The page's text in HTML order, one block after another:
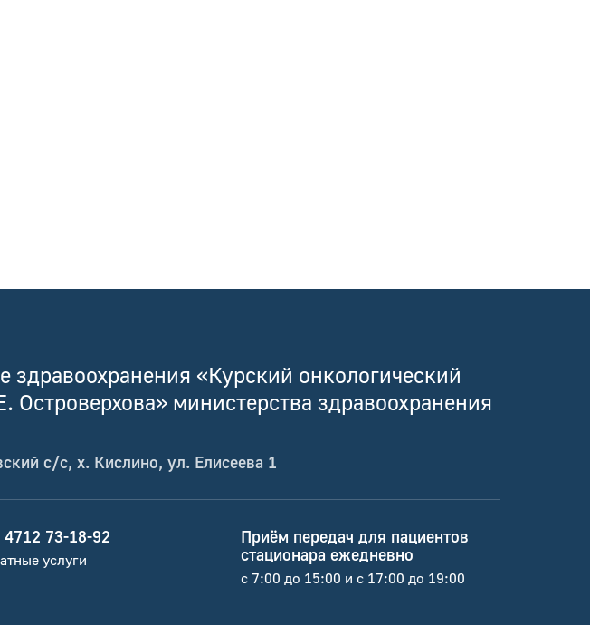
«Курский онкологический
Островерхова» министерства здравоохранения
с/с, х. Кислино, ул. Елисеева 1
4712 73-18-92
услуги
Приём передач для пациентов
стационара ежедневно
с 7:00 до 15:00 и с 17:00 до 19:00